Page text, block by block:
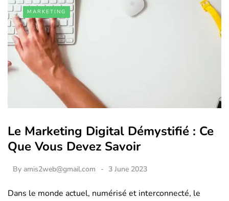
MARKETING
Le Marketing Digital Démystifié : Ce
Que Vous Devez Savoir
By amis2web@gmail.com 3 June 2023
Dans le monde actuel, numérisé et interconnecté, le